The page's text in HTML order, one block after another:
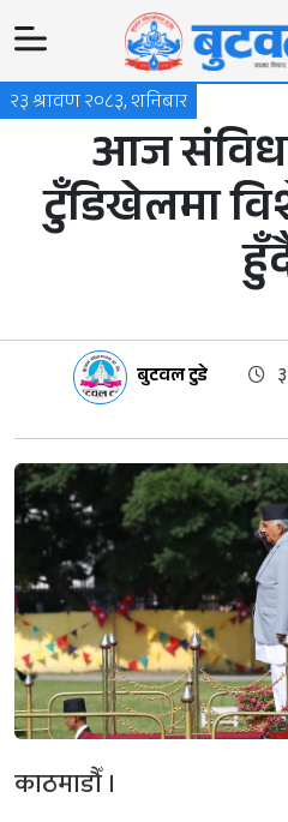
२३ श्रावण २०८३, शनिबार
आज
टुँडिखेलमा
बुटवल टुडे
काठमाडौँ ।